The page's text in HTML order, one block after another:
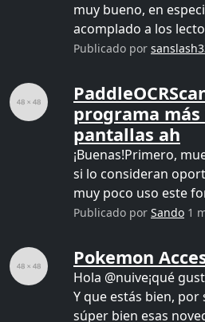
muy bueno, en
acomplado a los
Publicado por
programa
pantallas ah
¡Buenas!Primero,
si lo consideran
muy poco uso este
Publicado por Sando 1
Pokemon
Hola @nuive¡qué
Y que estás bien, por
súper bien esas